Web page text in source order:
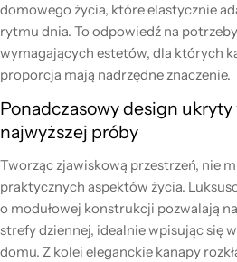
domowego życia, które elastycznie
rytmu dnia. To odpowiedź na
wymagających estetów, dla których
proporcja mają nadrzędne znaczenie.
Ponadczasowy design ukryty
najwyższej próby
Tworząc zjawiskową przestrzeń, nie
praktycznych aspektów życia.
o modułowej konstrukcji pozwalają
strefy dziennej, idealnie wpisując się
domu. Z kolei eleganckie kanapy